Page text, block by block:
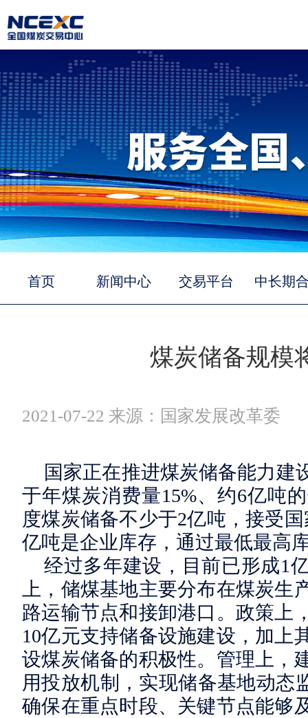
首页 新闻中心 交易平台 中长期
煤炭储备规模
2021-07-22 来源：国家发展改革委
国家正在推进煤炭储备能力建
于年煤炭消费量15%、约6亿吨
度煤炭储备不少于2亿吨，接受
亿吨是企业库存，通过最低最高
经过多年建设，目前已形成1
上，储煤基地主要分布在煤炭
路运输节点和接卸港口。政策上
10亿元支持储备设施建设，加上
设煤炭储备的积极性。管理上，
用投放机制，实现储备基地动态
确保在重点时段、关键节点能够